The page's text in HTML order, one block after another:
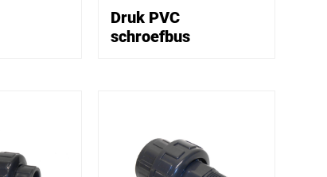
Druk PVC
schroefbus